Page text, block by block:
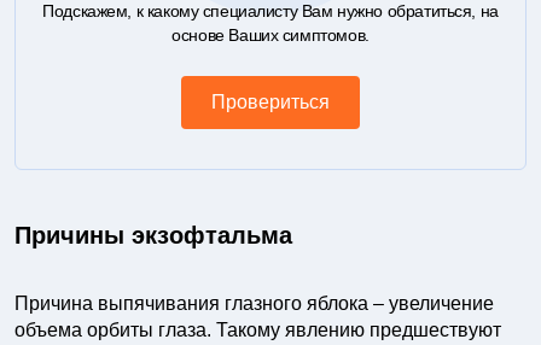
Подскажем, к какому специалисту Вам нужно обратиться, на
основе Ваших симптомов.
Провериться
Причины экзофтальма
Причина выпячивания глазного яблока – увеличение
объема орбиты глаза. Такому явлению предшествуют